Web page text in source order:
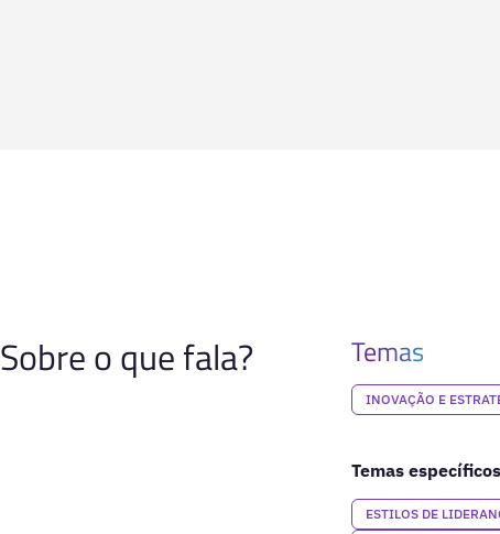
Sobre o que fala? Temas
INOVAÇÃO E
Temas específicos
ESTILOS DE